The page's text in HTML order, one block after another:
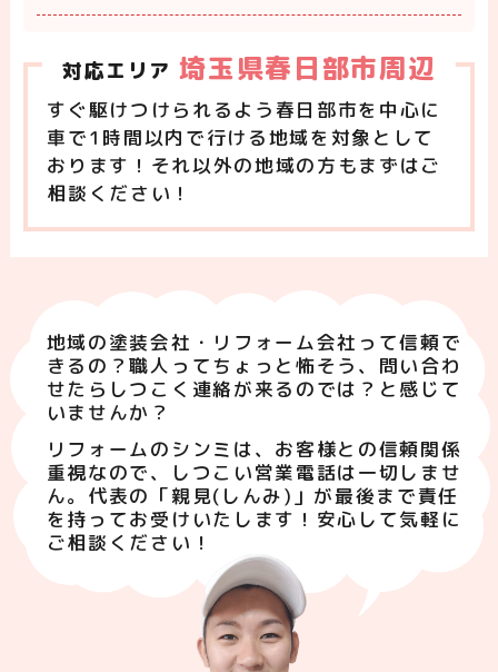
対応エリア 埼玉県春日部市周辺
すぐ駆けつけられるよう春日部市を中心に
車で1時間以内で行ける地域を対象として
おります！それ以外の地域の方もまずはご
相談ください！
地域の塗装会社・リフォーム会社って信頼で
きるの？職人ってちょっと怖そう、問い合わ
せたらしつこく連絡が来るのでは？と感じて
いませんか？
リフォームのシンミは、お客様との信頼関係
重視なので、しつこい営業電話は一切しませ
ん。代表の「親見(しんみ)」が最後まで責任
を持ってお受けいたします！安心して気軽に
ご相談ください！